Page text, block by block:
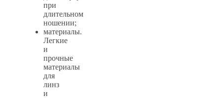
при
длительном
ношении;
материалы.
Легкие
и
прочные
материалы
для
линз
и